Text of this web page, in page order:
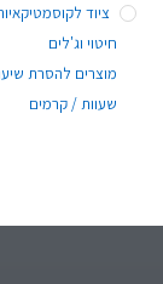
ציוד
חיטוי וג'לים
מוצרים להסרת
שעוות / קרמים